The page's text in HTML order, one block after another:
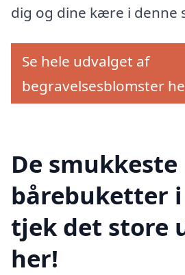
dig og dine kære i denne
Se hele udvalget af
begravelsesblomster
De smukkeste
bårebuketter i
tjek det store
her!